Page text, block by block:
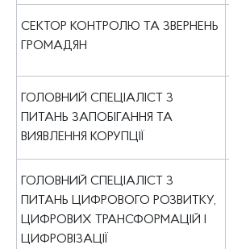
СЕКТОР КОНТРОЛЮ ТА ЗВЕРНЕНЬ
ГРОМАДЯН
ГОЛОВНИЙ СПЕЦІАЛІСТ З
ПИТАНЬ ЗАПОБІГАННЯ ТА
ВИЯВЛЕННЯ КОРУПЦІЇ
ГОЛОВНИЙ СПЕЦІАЛІСТ З
ПИТАНЬ ЦИФРОВОГО РОЗВИТКУ,
ЦИФРОВИХ ТРАНСФОРМАЦІЙ І
ЦИФРОВІЗАЦІЇ